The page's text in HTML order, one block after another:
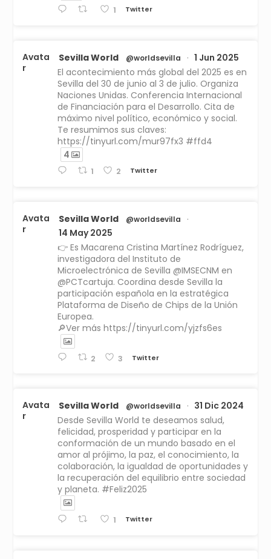
1 Twitter
Avata
r
Sevilla World @worldsevilla ·
1 Jun 2025
El acontecimiento más global del 2025 es en
Sevilla del 30 de junio al 3 de julio. Organiza
Naciones Unidas. Conferencia Internacional
de Financiación para el Desarrollo. Cita de
máximo nivel político, económico y social.
Te resumimos sus claves:
https://tinyurl.com/mur97fx3 #ffd4
4
1 2 Twitter
Avata
r
Sevilla World @worldsevilla ·
14 May 2025
👉 Es Macarena Cristina Martínez Rodríguez,
investigadora del Instituto de
Microelectrónica de Sevilla @IMSECNM en
@PCTcartuja. Coordina desde Sevilla la
participación española en la estratégica
Plataforma de Diseño de Chips de la Unión
Europea.
🔎Ver más https://tinyurl.com/yjzfs6es
2 3 Twitter
Avata
r
Sevilla World @worldsevilla ·
31 Dic 2024
Desde Sevilla World te deseamos salud,
felicidad, prosperidad y participar en la
conformación de un mundo basado en el
amor al prójimo, la paz, el conocimiento, la
colaboración, la igualdad de oportunidades y
la recuperación del equilibrio entre sociedad
y planeta. #Feliz2025
1 Twitter